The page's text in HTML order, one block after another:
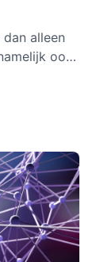
alleen
ook
Deze